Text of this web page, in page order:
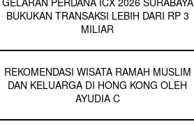
BUKUKAN TRANSAKSI LEBIH DARI RP 3
MILIAR
REKOMENDASI WISATA RAMAH MUSLIM
DAN KELUARGA DI HONG KONG OLEH
AYUDIA C